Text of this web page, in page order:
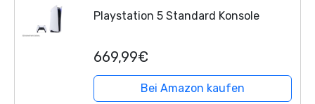
Playstation 5 Standard Konsole
669,99€
Bei Amazon kaufen